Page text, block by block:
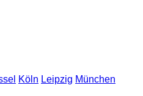
Köln Leipzig München